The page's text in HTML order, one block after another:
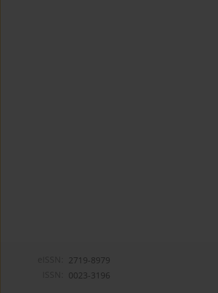
2719-8979
0023-3196